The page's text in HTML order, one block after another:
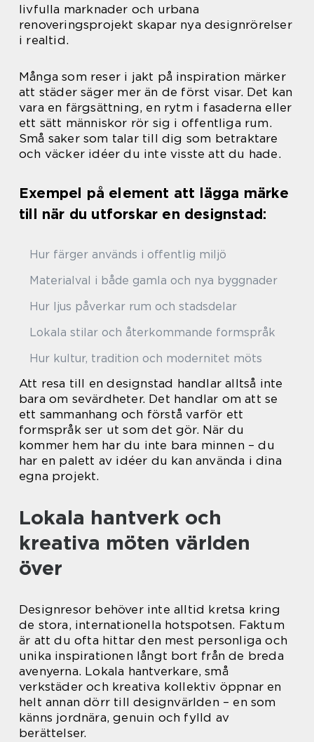
livfulla marknader och urbana
renoveringsprojekt skapar nya designrörelser
i realtid.
Många som reser i jakt på inspiration märker
att städer säger mer än de först visar. Det kan
vara en färgsättning, en rytm i fasaderna eller
ett sätt människor rör sig i offentliga rum.
Små saker som talar till dig som betraktare
och väcker idéer du inte visste att du hade.
Exempel på element att lägga märke
till när du utforskar en designstad:
Hur färger används i offentlig miljö
Materialval i både gamla och nya byggnader
Hur ljus påverkar rum och stadsdelar
Lokala stilar och återkommande formspråk
Hur kultur, tradition och modernitet möts
Att resa till en designstad handlar alltså inte
bara om sevärdheter. Det handlar om att se
ett sammanhang och förstå varför ett
formspråk ser ut som det gör. När du
kommer hem har du inte bara minnen – du
har en palett av idéer du kan använda i dina
egna projekt.
Lokala hantverk och
kreativa möten världen
över
Designresor behöver inte alltid kretsa kring
de stora, internationella hotspotsen. Faktum
är att du ofta hittar den mest personliga och
unika inspirationen långt bort från de breda
avenyerna. Lokala hantverkare, små
verkstäder och kreativa kollektiv öppnar en
helt annan dörr till designvärlden – en som
känns jordnära, genuin och fylld av
berättelser.